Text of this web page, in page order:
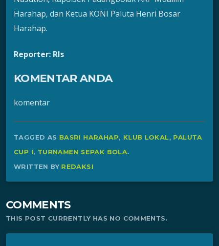
Harahap, dan Ketua KONI Paluta Henri Bosar
Harahap.
Reporter: Rls
KOMENTAR ANDA
komentar
TAGGED AS BASRI HARAHAP, KLUB LOKAL, PALUTA
CUP I, TURNAMEN SEPAK BOLA.
WRITTEN BY REDAKSI
COMMENTS
THIS POST CURRENTLY HAS NO COMMENTS.